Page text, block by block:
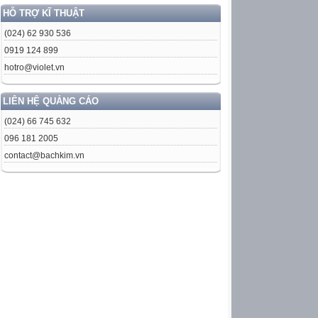
HỖ TRỢ KĨ THUẬT
(024) 62 930 536
0919 124 899
hotro@violet.vn
LIÊN HỆ QUẢNG CÁO
(024) 66 745 632
096 181 2005
contact@bachkim.vn